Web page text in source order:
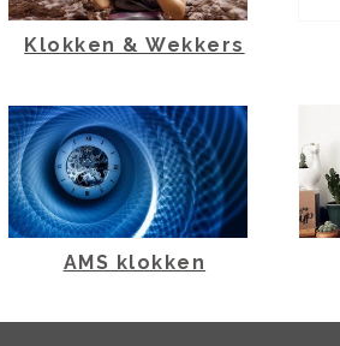
Klokken & Wekkers
AMS klokken